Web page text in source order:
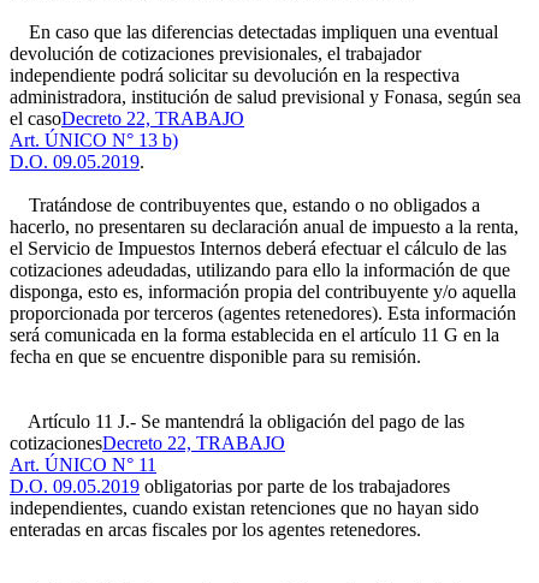
En caso que las diferencias detectadas impliquen una eventual
devolución de cotizaciones previsionales, el trabajador
independiente podrá solicitar su devolución en la respectiva
administradora, institución de salud previsional y Fonasa, según sea
el casoDecreto 22, TRABAJO
Art. ÚNICO N° 13 b)
D.O. 09.05.2019.
Tratándose de contribuyentes que, estando o no obligados a
hacerlo, no presentaren su declaración anual de impuesto a la renta,
el Servicio de Impuestos Internos deberá efectuar el cálculo de las
cotizaciones adeudadas, utilizando para ello la información de que
disponga, esto es, información propia del contribuyente y/o aquella
proporcionada por terceros (agentes retenedores). Esta información
será comunicada en la forma establecida en el artículo 11 G en la
fecha en que se encuentre disponible para su remisión.
Artículo 11 J.- Se mantendrá la obligación del pago de las
cotizacionesDecreto 22, TRABAJO
Art. ÚNICO N° 11
D.O. 09.05.2019 obligatorias por parte de los trabajadores
independientes, cuando existan retenciones que no hayan sido
enteradas en arcas fiscales por los agentes retenedores.